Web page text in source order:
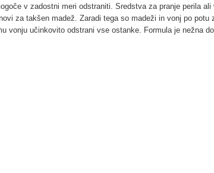
v zadostni meri odstraniti. Sredstva za pranje perila
za takšen madež. Zaradi tega so madeži in vonj po
vonju učinkovito odstrani vse ostanke. Formula je nežna